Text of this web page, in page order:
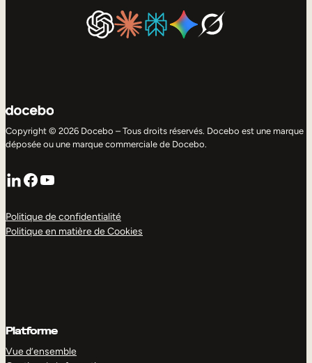
Copyright © 2026 Docebo – Tous droits réservés. Docebo est une marque
déposée ou une marque commerciale de Docebo.
LinkedIn
Facebook
YouTube
Politique de confidentialité
Politique en matière de Cookies
Platforme
Vue d’ensemble